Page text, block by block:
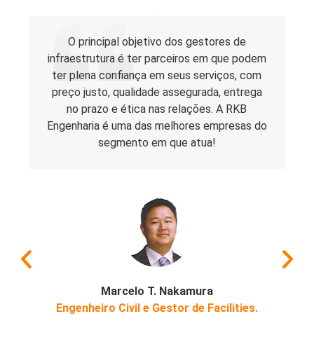
O principal objetivo dos gestores de
infraestrutura é ter parceiros em que podem
ter plena confiança em seus serviços, com
preço justo, qualidade assegurada, entrega
no prazo e ética nas relações. A RKB
Engenharia é uma das melhores empresas do
segmento em que atua!
Marcelo T. Nakamura
Engenheiro Civil e Gestor de Facílities.